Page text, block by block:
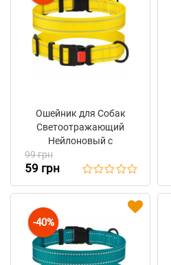
Ошейник для Собак
Светоотражающий
Нейлоновый с
Пластиковой Пряжкой
BronzeDog Active
99 грн
59 грн
-40%